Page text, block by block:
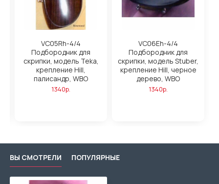
VC05Rh-4/4
Подбородник для
скрипки, модель Teka,
крепление Hill,
палисандр, WBO
1340р.
VC06Eh-4/4
Подбородник для
скрипки, модель Stuber,
крепление Hill, черное
дерево, WBO
1340р.
ВЫ СМОТРЕЛИ ПОПУЛЯРНЫЕ